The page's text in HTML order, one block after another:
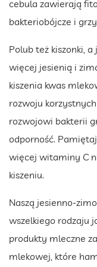
cebula zawierają
bakteriobójcze i
Polub też kiszonki,
więcej jesienią i
kiszenia kwas
rozwoju
rozwojowi bakterii
odporność.
więcej witaminy C
kiszeniu.
Naszą jesienno-
wszelkiego rodzaju
produkty mleczne
mlekowej, które